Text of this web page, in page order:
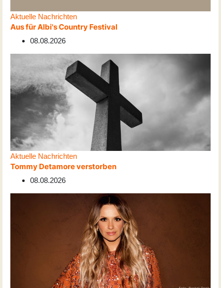
Aktuelle Nachrichten
Aus für Albi's Country Festival
08.08.2026
Aktuelle Nachrichten
Tommy Detamore verstorben
08.08.2026